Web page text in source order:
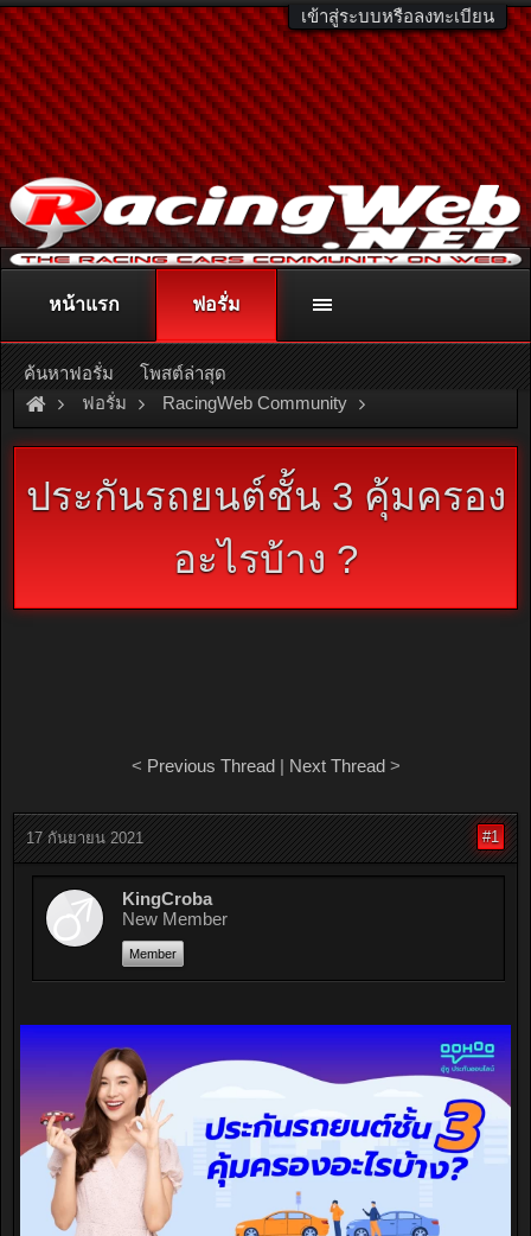
เข้าสู่ระบบหรือลงทะเบียน
ติดต่อลงโฆษณา racingweb@gmail.comหรือโทร. 081-811-1138
หรืออ่านรายละเอียดเพิ่มเติม คลิกที่นี่
ฟอรั่ม RacingWeb Community
Racing Forum (Cars Forum)
ประกันรถยนต์ชั้น 3 คุ้มครอง
อะไรบ้าง ?
< Previous Thread| Next Thread>
17 กันยายน 2021 #1
KingCroba
New Member
Member
หน้าแรก ฟอรั่ม
ค้นหาฟอรั่ม โพสต์ล่าสุด